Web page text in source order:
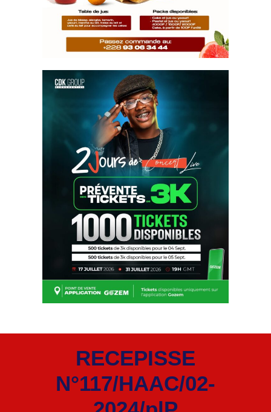
RECEPISSE
N°117/HAAC/02-